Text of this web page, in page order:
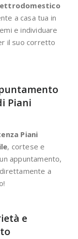
a casa tua in
e individuare
il suo corretto
Piani
Piani
, cortese e
appuntamento,
a
e